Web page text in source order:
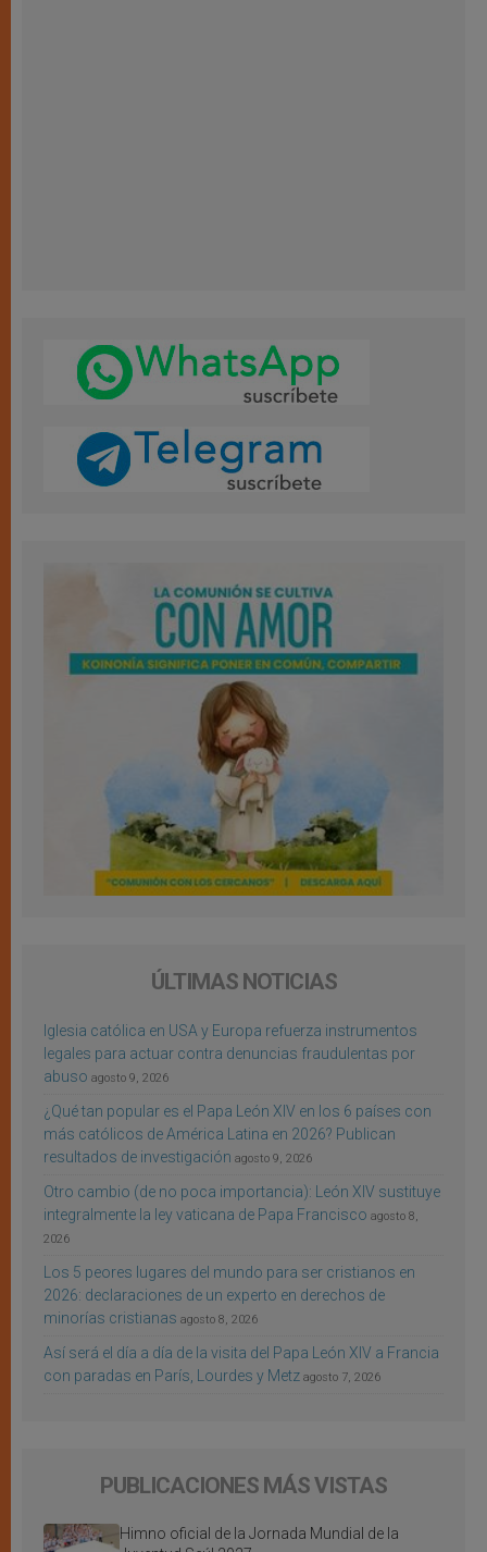
ÚLTIMAS NOTICIAS
Iglesia católica en USA y Europa refuerza instrumentos
legales para actuar contra denuncias fraudulentas por
abuso agosto 9, 2026
¿Qué tan popular es el Papa León XIV en los 6 países con
más católicos de América Latina en 2026? Publican
resultados de investigación agosto 9, 2026
Otro cambio (de no poca importancia): León XIV sustituye
integralmente la ley vaticana de Papa Francisco agosto 8,
2026
Los 5 peores lugares del mundo para ser cristianos en
2026: declaraciones de un experto en derechos de
minorías cristianas agosto 8, 2026
Así será el día a día de la visita del Papa León XIV a Francia
con paradas en París, Lourdes y Metz agosto 7, 2026
PUBLICACIONES MÁS VISTAS
Himno oficial de la Jornada Mundial de la